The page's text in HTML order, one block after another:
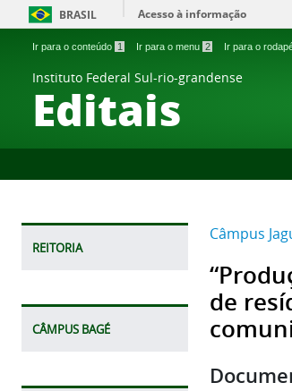
BRASIL Acesso à informação
Ir para o conteúdo 1 Ir para o menu 2 Ir para o
Instituto Federal Sul-rio-grandense
Editais
REITORIA
CÂMPUS BAGÉ
Câmpus
de